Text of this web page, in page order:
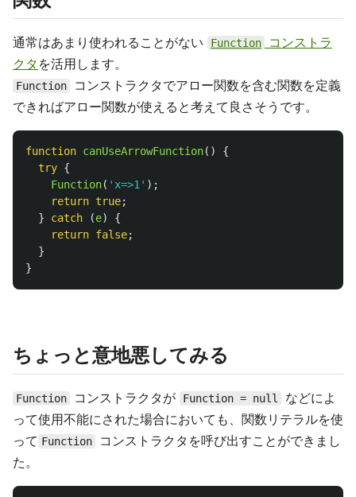
通常はあまり使われることがない Function
コンストラ
クタ を活用します。
Function
コンストラクタでアロー関数を含む関数を定義
できればアロー関数が使えると考えて良さそうです。
function canUseArrowFunction()
{
try {
Function( ' x=>1 ' );
return true;
}
catch (e)
{
return false;
}
}
ちょっと意地悪してみる
Function コンストラクタが Function = null
などによ
って使用不能にされた場合においても、関数リテラルを使
って Function
コンストラクタを呼び出すことができまし
た。